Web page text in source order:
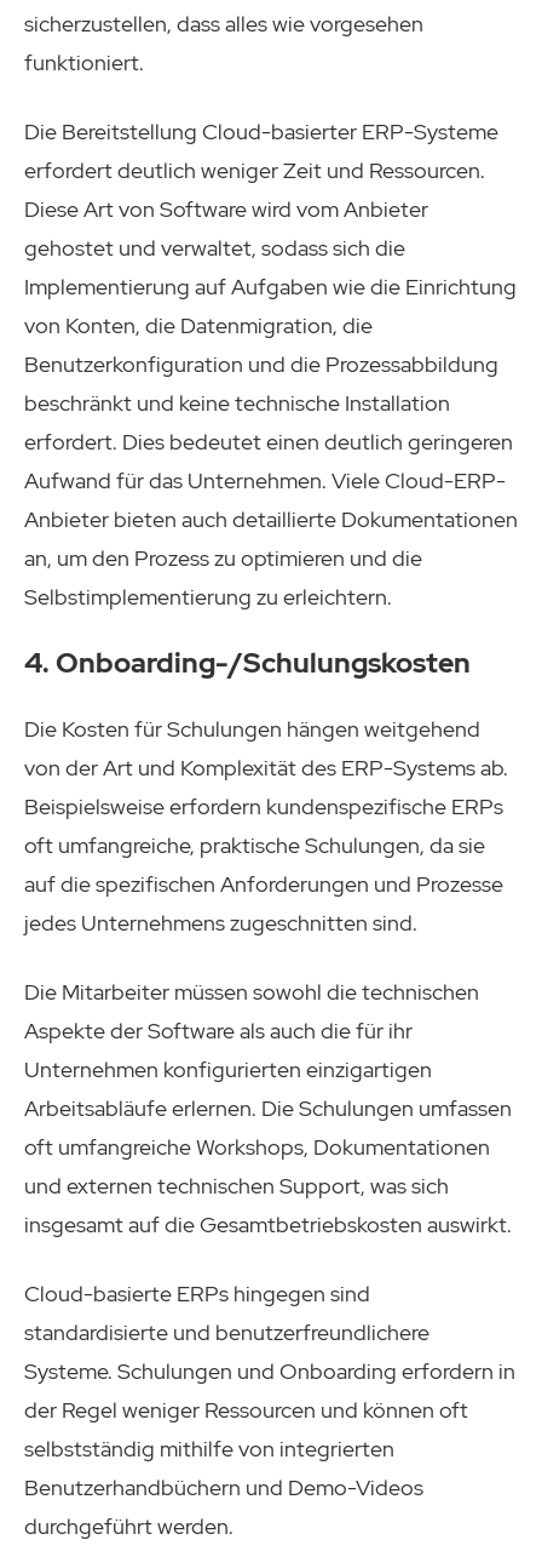
sicherzustellen, dass alles wie vorgesehen
funktioniert.
Die Bereitstellung Cloud-basierter ERP-Systeme
erfordert deutlich weniger Zeit und Ressourcen.
Diese Art von Software wird vom Anbieter
gehostet und verwaltet, sodass sich die
Implementierung auf Aufgaben wie die Einrichtung
von Konten, die Datenmigration, die
Benutzerkonfiguration und die Prozessabbildung
beschränkt und keine technische Installation
erfordert. Dies bedeutet einen deutlich geringeren
Aufwand für das Unternehmen. Viele Cloud-ERP-
Anbieter bieten auch detaillierte Dokumentationen
an, um den Prozess zu optimieren und die
Selbstimplementierung zu erleichtern.
4. Onboarding-/Schulungskosten
Die Kosten für Schulungen hängen weitgehend
von der Art und Komplexität des ERP-Systems ab.
Beispielsweise erfordern kundenspezifische ERPs
oft umfangreiche, praktische Schulungen, da sie
auf die spezifischen Anforderungen und Prozesse
jedes Unternehmens zugeschnitten sind.
Die Mitarbeiter müssen sowohl die technischen
Aspekte der Software als auch die für ihr
Unternehmen konfigurierten einzigartigen
Arbeitsabläufe erlernen. Die Schulungen umfassen
oft umfangreiche Workshops, Dokumentationen
und externen technischen Support, was sich
insgesamt auf die Gesamtbetriebskosten auswirkt.
Cloud-basierte ERPs hingegen sind
standardisierte und benutzerfreundlichere
Systeme. Schulungen und Onboarding erfordern in
der Regel weniger Ressourcen und können oft
selbstständig mithilfe von integrierten
Benutzerhandbüchern und Demo-Videos
durchgeführt werden.